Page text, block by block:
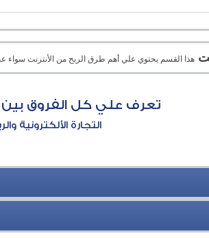
هذا القسم يحتوي علي أهم طرق الربح من الأنترنت سواء عبر
تعرف علي كل الفروق
التجارة الألكترونية